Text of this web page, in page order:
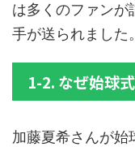
は多くのファンが
手が送られました。
1-2. なぜ始球
加藤夏希さんが始